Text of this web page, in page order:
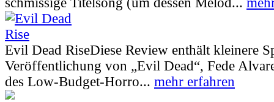
Evil Dead RiseDiese Review enthält kleinere
Veröffentlichung von „Evil Dead“, Fede
des Low-Budget-Horro... mehr erfahren